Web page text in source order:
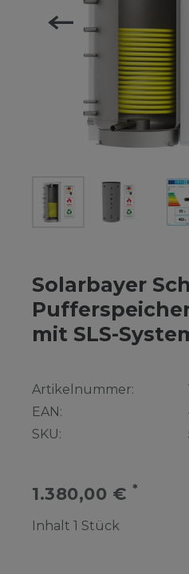
Solarbayer
Pufferspeicher
mit SLS-
Artikelnummer:
EAN:
SKU:
1.380,00 € *
Inhalt 1 Stück